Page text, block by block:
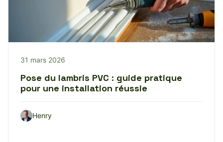
31 mars 2026
Pose du lambris PVC : guide pratique
pour une installation réussie
Henry